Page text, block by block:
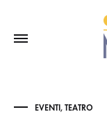
EVENTI, TEATRO